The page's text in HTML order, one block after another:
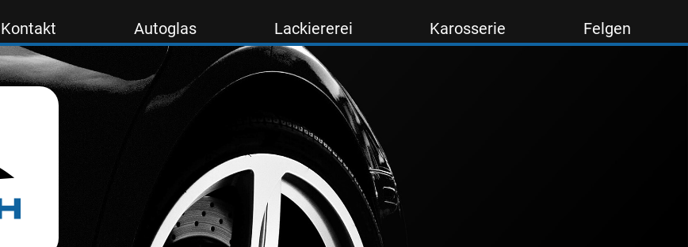
Kontakt Autoglas Lackiererei Karosserie Felgen